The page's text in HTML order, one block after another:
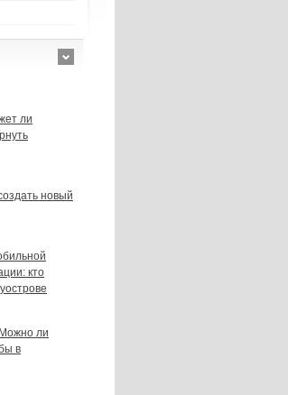
ли
новый
кто
ли
в